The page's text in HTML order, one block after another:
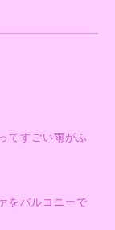
てすごい雨がふ
をバルコニーで